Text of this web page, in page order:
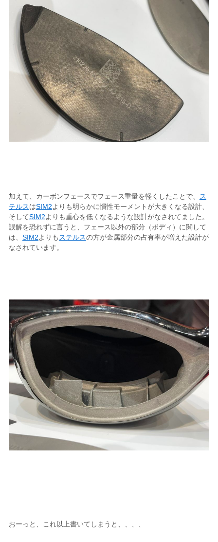
加えて、カーボンフェースでフェース重量を軽くしたことで、 ス
テルスはSIM2よりも明らかに慣性モーメントが大きくなる設計、
そしてSIM2よりも重心を低くなるような設計がなされてました。
誤解を恐れずに言うと、フェース以外の部分（ボディ）に関して
は、 SIM2よりもステルスの方が金属部分の占有率が増えた設計が
なされています。
おーっと、これ以上書いてしまうと、、、、